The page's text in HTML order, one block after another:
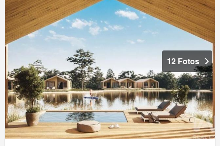
12 Fotos